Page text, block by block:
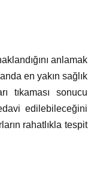
anlamak
en yakın sağlık
tıkaması sonucu
edilebileceğini
rahatlıkla tespit